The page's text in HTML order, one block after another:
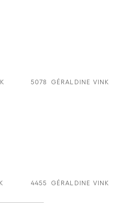
5078 GÉRALDINE VINK
4455 GÉRALDINE VINK